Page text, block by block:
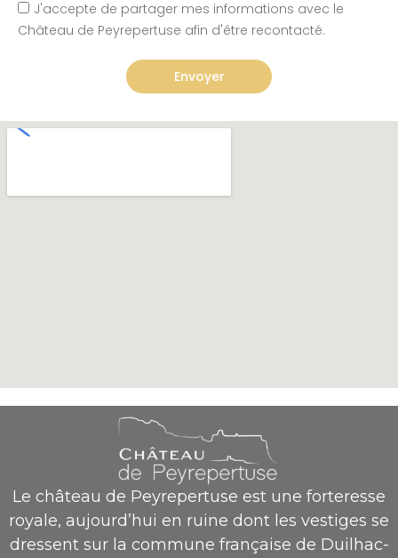
J'accepte de partager mes informations avec le
Château de Peyrepertuse afin d'être recontacté.
Envoyer
Le château de Peyrepertuse est une forteresse
royale, aujourd’hui en ruine dont les vestiges se
dressent sur la commune française de Duilhac-